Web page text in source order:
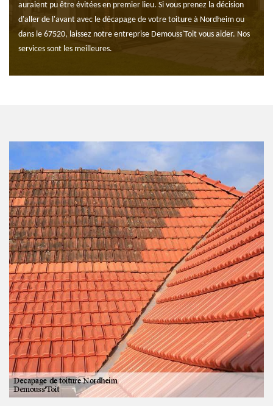
auraient pu être évitées en premier lieu. Si vous prenez la décision
d'aller de l'avant avec le décapage de votre toiture à Nordheim ou
dans le 67520, laissez notre entreprise Demouss'Toit vous aider. Nos
services sont les meilleures.